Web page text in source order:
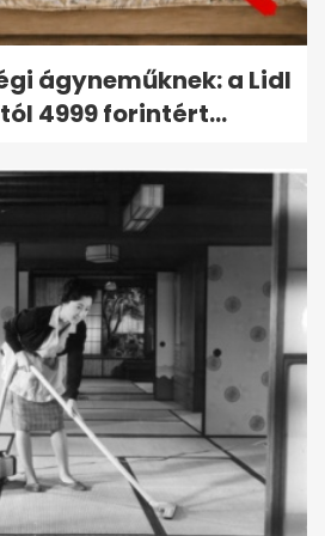
ágyneműknek: a Lidl
4999 forintért...